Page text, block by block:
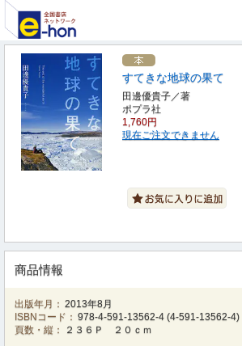
すてきな地球の果て
田邊優貴子／著
ポプラ社
1,760円
現在ご注文できません
商品情報
出版年月： 2013年8月
ISBNコード： 978-4-591-13562-4 (4-591-13562-4)
頁数・縦：
２３６Ｐ ２０ｃｍ